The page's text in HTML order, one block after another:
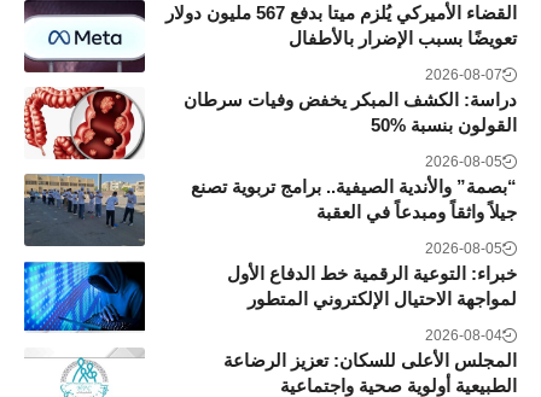
القضاء الأميركي يُلزم ميتا بدفع 567 مليون دولار
تعويضًا بسبب الإضرار بالأطفال
2026-08-07
دراسة: الكشف المبكر يخفض وفيات سرطان
القولون بنسبة 50‎%‎
2026-08-05
“بصمة” والأندية الصيفية.. برامج تربوية تصنع
جيلاً واثقاً ومبدعاً في العقبة
2026-08-05
خبراء: التوعية الرقمية خط الدفاع الأول
لمواجهة الاحتيال الإلكتروني المتطور
2026-08-04
المجلس الأعلى للسكان: تعزيز الرضاعة
الطبيعية أولوية صحية واجتماعية